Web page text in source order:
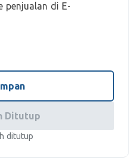
penjualan di E-
Ditutup
ditutup